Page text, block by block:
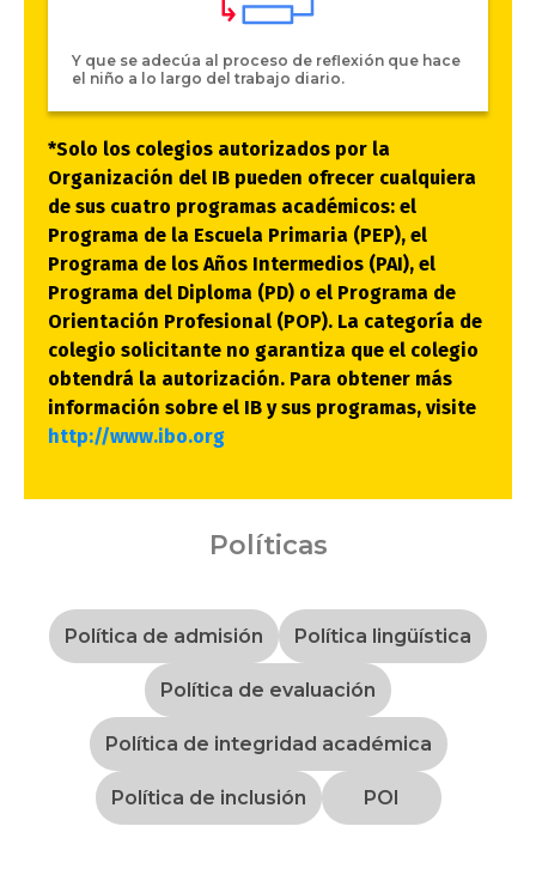
Y que se adecúa al proceso de reflexión que hace
el niño a lo largo del trabajo diario.
*Solo los colegios autorizados por la
Organización del IB pueden ofrecer cualquiera
de sus cuatro programas académicos: el
Programa de la Escuela Primaria (PEP), el
Programa de los Años Intermedios (PAI), el
Programa del Diploma (PD) o el Programa de
Orientación Profesional (POP). La categoría de
colegio solicitante no garantiza que el colegio
obtendrá la autorización. Para obtener más
información sobre el IB y sus programas, visite
http://www.ibo.org
Políticas
Política de admisión Política lingüística
Política de evaluación
Política de integridad académica
Política de inclusión POI